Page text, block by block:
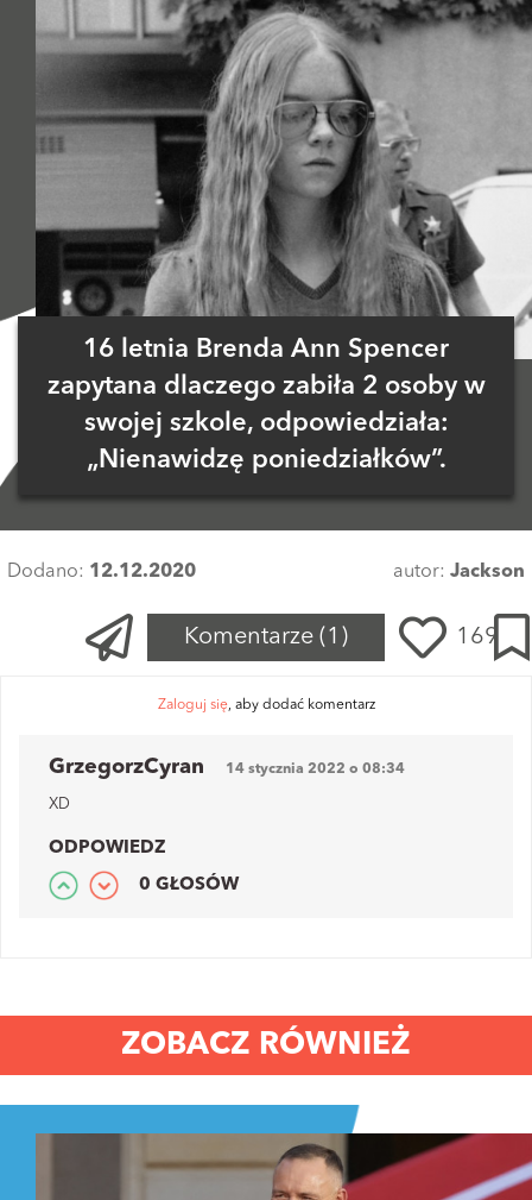
16 letnia Brenda Ann Spencer
zapytana dlaczego zabiła 2 osoby w
swojej szkole, odpowiedziała:
„Nienawidzę poniedziałków”.
Dodano: 12.12.2020 autor: Jackson
Komentarze (1) 169
Zaloguj się, aby dodać komentarz
GrzegorzCyran 14 stycznia 2022 o 08:34
XD
ODPOWIEDZ
0 GŁOSÓW
ZOBACZ RÓWNIEŻ